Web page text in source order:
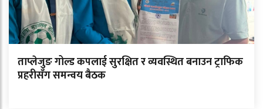
ताप्लेजुङ गोल्ड कपलाई सुरक्षित र व्यवस्थित बनाउन ट्राफिक
प्रहरीसँग समन्वय बैठक